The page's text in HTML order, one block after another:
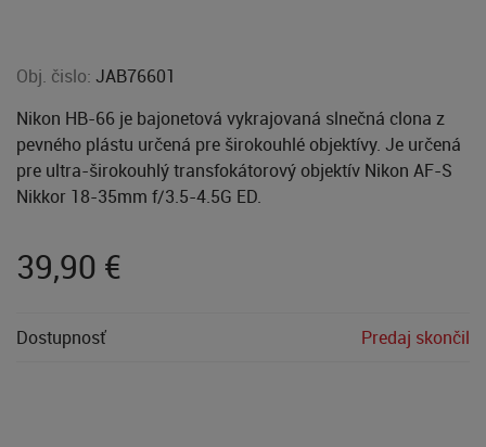
Obj. čislo: JAB76601
Nikon HB-66 je bajonetová vykrajovaná slnečná clona z
pevného plástu určená pre širokouhlé objektívy. Je určená
pre ultra-širokouhlý transfokátorový objektív Nikon AF-S
Nikkor 18-35mm f/3.5-4.5G ED.
39,90 €
Dostupnosť Predaj skončil